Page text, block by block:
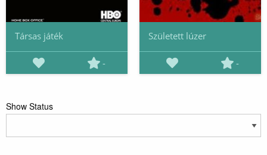
Társas játék
-
Született lúzer
-
Show Status